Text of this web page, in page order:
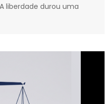
liberdade durou uma